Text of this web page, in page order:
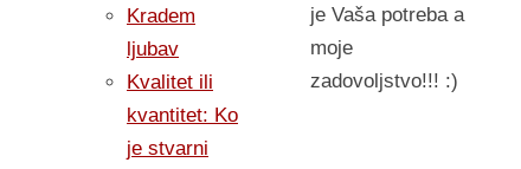
Kradem
ljubav
Kvalitet ili
kvantitet: Ko
je stvarni
je Vaša potreba a
moje
zadovoljstvo!!! :)